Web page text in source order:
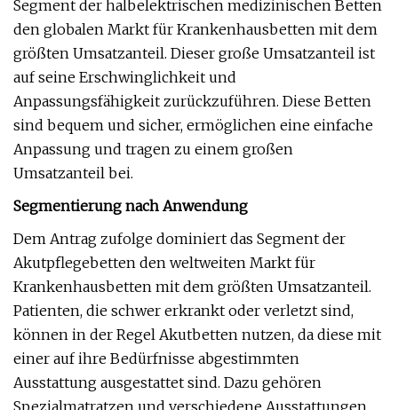
Segment der halbelektrischen medizinischen Betten
den globalen Markt für Krankenhausbetten mit dem
größten Umsatzanteil. Dieser große Umsatzanteil ist
auf seine Erschwinglichkeit und
Anpassungsfähigkeit zurückzuführen. Diese Betten
sind bequem und sicher, ermöglichen eine einfache
Anpassung und tragen zu einem großen
Umsatzanteil bei.
Segmentierung nach Anwendung
Dem Antrag zufolge dominiert das Segment der
Akutpflegebetten den weltweiten Markt für
Krankenhausbetten mit dem größten Umsatzanteil.
Patienten, die schwer erkrankt oder verletzt sind,
können in der Regel Akutbetten nutzen, da diese mit
einer auf ihre Bedürfnisse abgestimmten
Ausstattung ausgestattet sind. Dazu gehören
Spezialmatratzen und verschiedene Ausstattungen